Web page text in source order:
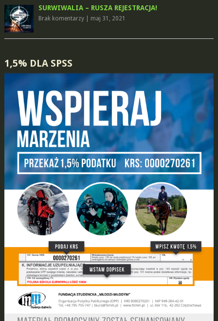
SURWIWALIA – RUSZA REJESTRACJA!
Brak komentarzy| maj 31, 2021
1,5% DLA SPSS